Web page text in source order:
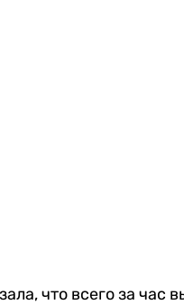
что всего за час